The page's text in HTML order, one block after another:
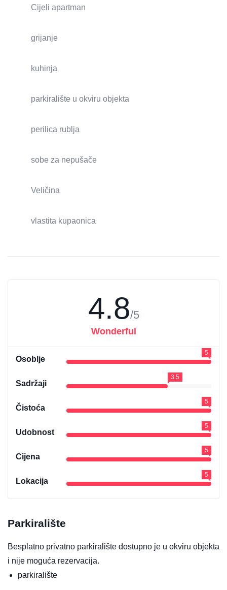
Cijeli apartman
grijanje
kuhinja
parkiralište u okviru objekta
perilica rublja
sobe za nepušače
Veličina
vlastita kupaonica
4.8/5
Wonderful
Osoblje
5
Sadržaji
3.5
Čistoća
5
Udobnost
5
Cijena
5
Lokacija
5
Parkiralište
Besplatno privatno parkiralište dostupno je u okviru objekta
i nije moguća rezervacija.
parkiralište